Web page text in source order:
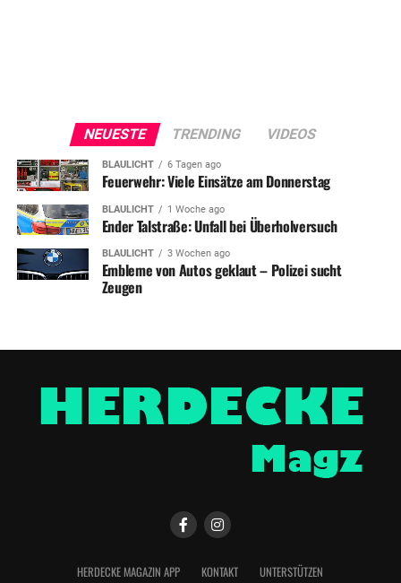
NEUESTE TRENDING VIDEOS
BLAULICHT 6 Tagen ago
Feuerwehr: Viele Einsätze am Donnerstag
BLAULICHT 1 Woche ago
Ender Talstraße: Unfall bei Überholversuch
BLAULICHT 3 Wochen ago
Embleme von Autos geklaut – Polizei sucht
Zeugen
HERDECKE MAGAZIN APP KONTAKT UNTERSTÜTZEN